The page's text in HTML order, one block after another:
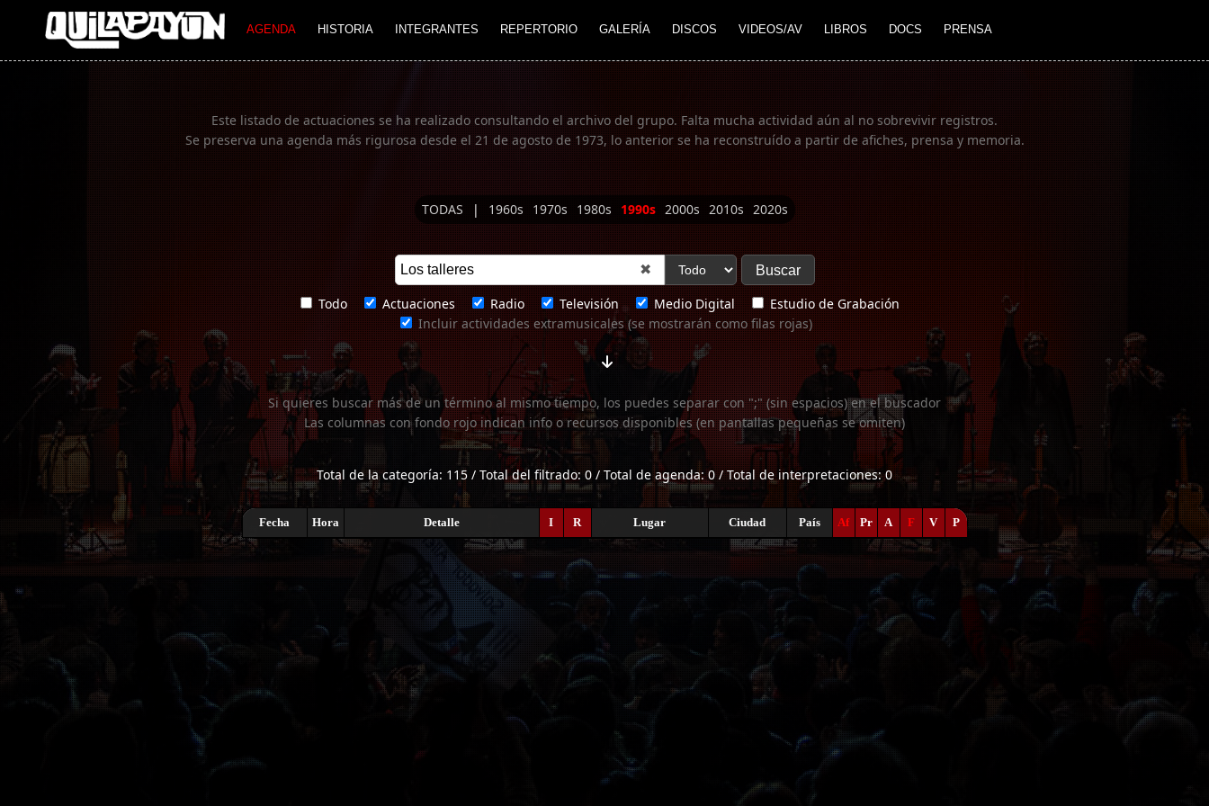
AGENDA HISTORIA INTEGRANTES REPERTORIO GALERÍA DISCOS VIDEOS/AV LIBROS DOCS PRENSA
Imagen 01
Este listado de actuaciones se ha realizado consultando el archivo del grupo. Falta mucha actividad aún al no sobrevivir registros.
Se preserva una agenda más rigurosa desde el 21 de agosto de 1973, lo anterior se ha reconstruído a partir de afiches, prensa y memoria.
TODAS | 1960s 1970s 1980s 1990s 2000s 2010s 2020s
✖
Todo Actuaciones Radio Televisión Medio Digital
Estudio de Grabación
Incluir actividades extramusicales (se mostrarán como filas rojas)
Si quieres buscar más de un término al mismo tiempo, los puedes separar con ";" (sin espacios) en el buscador
Las columnas con fondo rojo indican info o recursos disponibles (en pantallas pequeñas se omiten)
Total de la categoría: 115 / Total del filtrado: 0 / Total de agenda: 0 / Total de interpretaciones: 0
Fecha Hora Detalle I R Lugar Ciudad País Af Pr A F V P